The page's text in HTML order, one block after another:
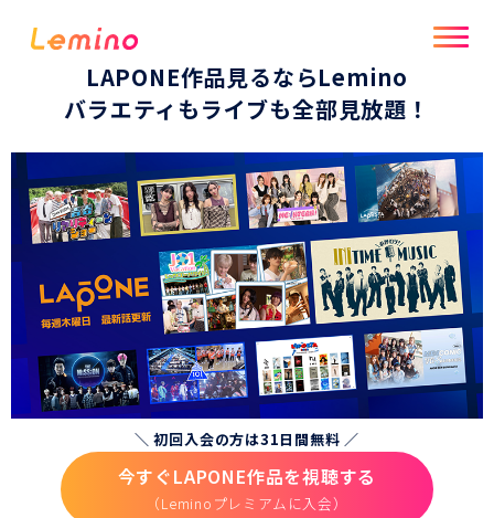
LAPONE作品見るならLemino
バラエティもライブも全部見放題！
＼ 初回入会の方は31日間無料 ／
今すぐLAPONE作品を視聴する
（Leminoプレミアムに入会）